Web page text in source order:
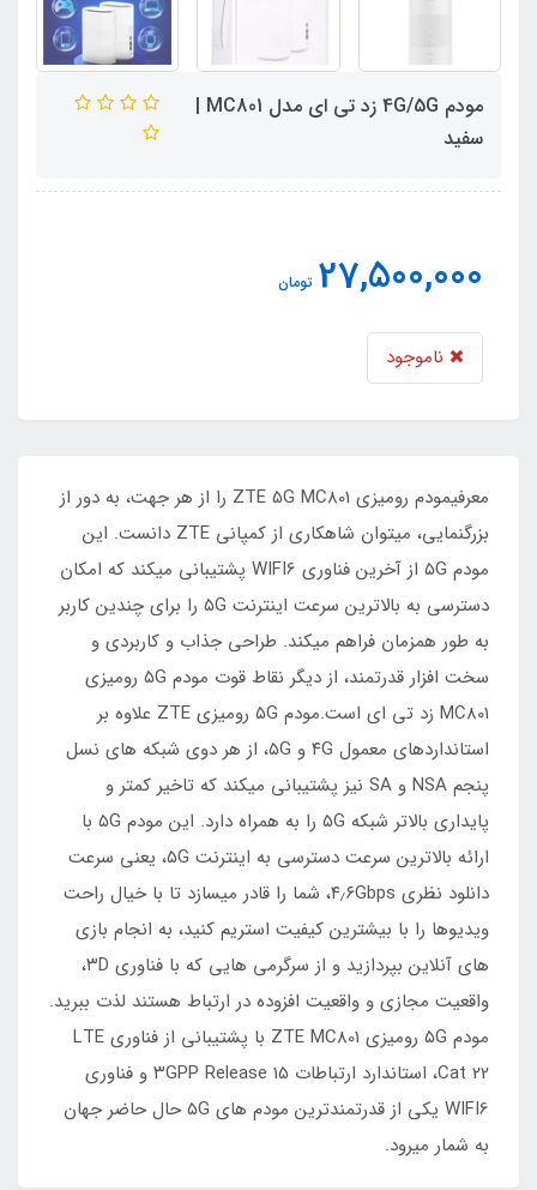
مودم 4G/5G زد تی ای مدل MC801 |
سفید
27,500,000 تومان
ناموجود
معرفیمودم رومیزی ZTE 5G MC801 را از هر جهت، به دور از
بزرگنمایی، میتوان شاهکاری از کمپانی ZTE دانست. این
مودم ۵G از آخرین فناوری WIFI6 پشتیبانی میکند که امکان
دسترسی به بالاترین سرعت اینترنت ۵G را برای چندین کاربر
به طور همزمان فراهم میکند. طراحی جذاب و کاربردی و
سخت افزار قدرتمند، از دیگر نقاط قوت مودم ۵G رومیزی
MC801 زد تی ای است.مودم ۵G رومیزی ZTE علاوه بر
استانداردهای معمول ۴G و ۵G، از هر دوی شبکه های نسل
پنجم NSA و SA نیز پشتیبانی میکند که تاخیر کمتر و
پایداری بالاتر شبکه ۵G را به همراه دارد. این مودم ۵G با
ارائه بالاترین سرعت دسترسی به اینترنت ۵G، یعنی سرعت
دانلود نظری ۴٫۶Gbps، شما را قادر میسازد تا با خیال راحت
ویدیوها را با بیشترین کیفیت استریم کنید، به انجام بازی
های آنلاین بپردازید و از سرگرمی هایی که با فناوری ۳D،
واقعیت مجازی و واقعیت افزوده در ارتباط هستند لذت ببرید.
مودم ۵G رومیزی ZTE MC801 با پشتیبانی از فناوری LTE
Cat 22، استاندارد ارتباطات ۳GPP Release 15 و فناوری
WIFI6 یکی از قدرتمندترین مودم های ۵G حال حاضر جهان
به شمار میرود.